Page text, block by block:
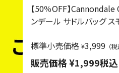
【50％OFF】
ンデール サドルバッグ ス
標準小売価格 ¥3,999 （
販売価格¥1,999税込